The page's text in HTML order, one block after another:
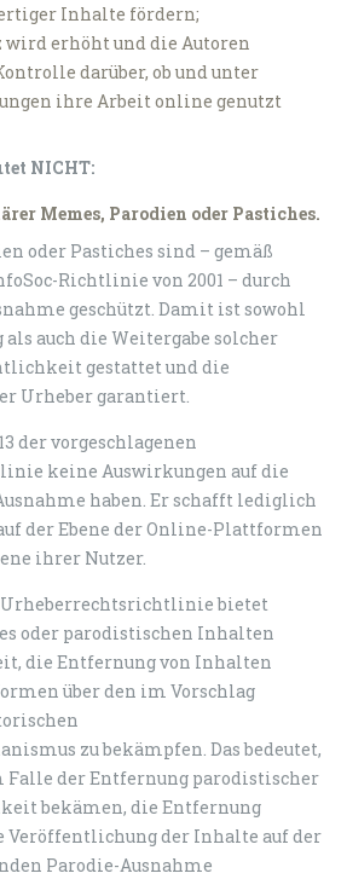
Inhalte fördern;
wird erhöht und die Autoren
darüber, ob und unter
ihre Arbeit online genutzt
NICHT:
Memes, Parodien oder Pastiches.
oder Pastiches sind – gemäß
Richtlinie von 2001 – durch
geschützt. Damit ist sowohl
auch die Weitergabe solcher
gestattet und die
Urheber garantiert.
der vorgeschlagenen
keine Auswirkungen auf die
haben. Er schafft lediglich
der Ebene der Online-Plattformen
ihrer Nutzer.
Urheberrechtsrichtlinie bietet
oder parodistischen Inhalten
die Entfernung von Inhalten
über den im Vorschlag
zu bekämpfen. Das bedeutet,
Falle der Entfernung parodistischer
bekämen, die Entfernung
Veröffentlichung der Inhalte auf der
Parodie-Ausnahme